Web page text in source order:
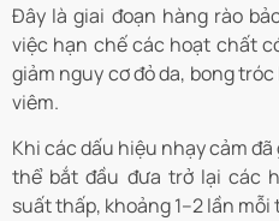
Đây là giai đoạn hàng rào
việc hạn chế các hoạt chất
giảm nguy cơ đỏ da, bong
viêm.
Khi các dấu hiệu nhạy cảm
thể bắt đầu đưa trở lại các
suất thấp, khoảng 1–2 lần mỗi